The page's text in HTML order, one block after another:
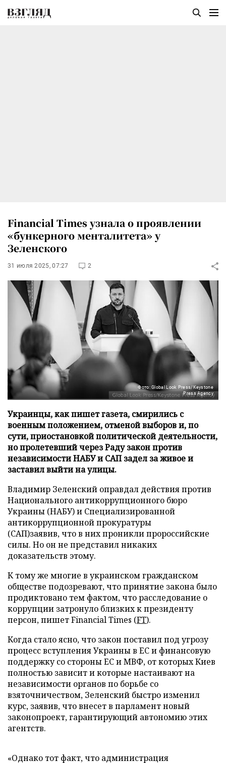
Financial Times узнала о проявлении
«бункерного менталитета» у
Зеленского
31 июля 2025, 07:27 2
Фото: Global Look Press/Keystone
Press Agency
Украинцы, как пишет газета, смирились с
военным положением, отменой выборов и, по
сути, приостановкой политической деятельности,
но пролетевший через Раду закон против
независимости НАБУ и САП задел за живое и
заставил выйти на улицы.
Владимир Зеленский оправдал действия против
Национального антикоррупционного бюро
Украины (НАБУ) и Специализированной
антикоррупционной прокуратуры
(САП)заявив, что в них проникли пророссийские
силы. Но он не представил никаких
доказательств этому.
К тому же многие в украинском гражданском
обществе подозревают, что принятие закона было
продиктовано тем фактом, что расследование о
коррупции затронуло близких к президенту
персон, пишет Financial Times (FT).
Когда стало ясно, что закон поставил под угрозу
процесс вступления Украины в ЕС и финансовую
поддержку со стороны ЕС и МВФ, от которых Киев
полностью зависит и которые настаивают на
независимости органов по борьбе со
взяточничеством, Зеленский быстро изменил
курс, заявив, что внесет в парламент новый
законопроект, гарантирующий автономию этих
агентств.
«Однако тот факт, что администрация